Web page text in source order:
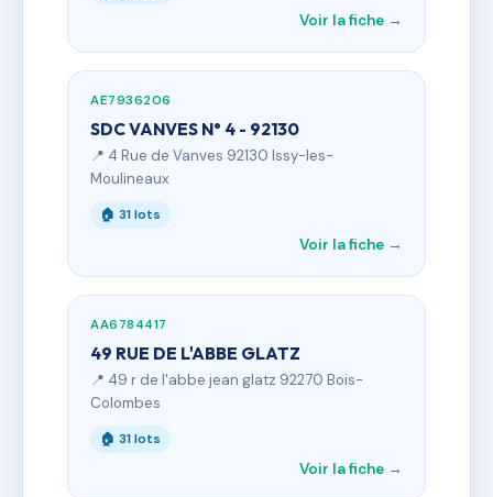
Voir la fiche →
AE7936206
SDC VANVES N° 4 - 92130
📍 4 Rue de Vanves 92130 Issy-les-
Moulineaux
🏠 31 lots
Voir la fiche →
AA6784417
49 RUE DE L'ABBE GLATZ
📍 49 r de l'abbe jean glatz 92270 Bois-
Colombes
🏠 31 lots
Voir la fiche →